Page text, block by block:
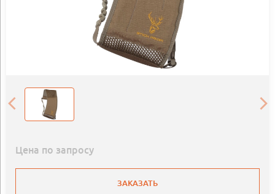
Цена по запросу
ЗАКАЗАТЬ